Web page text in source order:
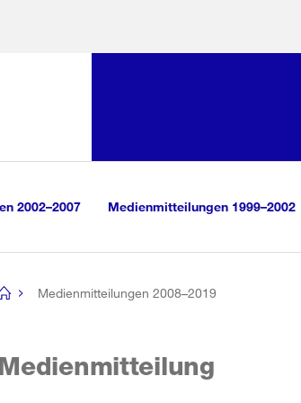
2002–2007 Medienmitteilungen 1999–2002
Medienmitteilungen 2008–2019